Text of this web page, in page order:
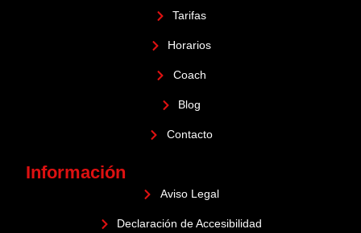
Tarifas
Horarios
Coach
Blog
Contacto
Información
Aviso Legal
Declaración de Accesibilidad